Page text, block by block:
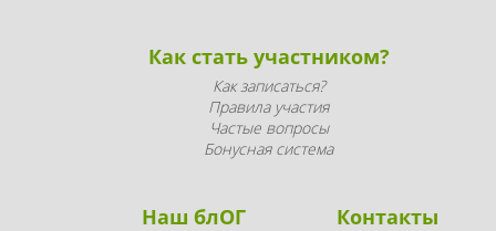
Как стать участником?
Как записаться?
Правила участия
Частые вопросы
Бонусная система
Наш блОГ Контакты